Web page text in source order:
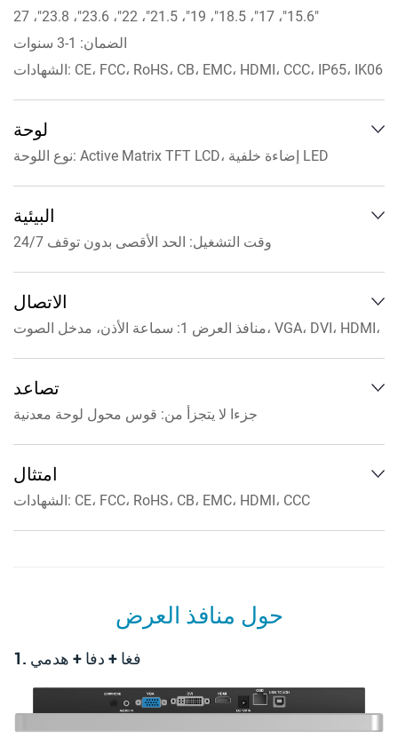
15.6"، 17"، 18.5"، 19"، 21.5"، 22"، 23.6"، 23.8"، 27"
الضمان: 1-3 سنوات
الشهادات: CE، FCC، RoHS، CB، EMC، HDMI، CCC، IP65، IK06
لوحة
نوع اللوحة: Active Matrix TFT LCD، إضاءة خلفية LED
الحجم القطري: من 7 إلى 27 بوصة
الدقة: 1920x1080,1680x1050,1280x800,
1366x768,1024x768,800x600 عند 60 هرتز
المربع
تقنية اللمس: تعمل باللمس بالسعة 10 نقاط
البيئية
وقت التشغيل: الحد الأقصى بدون توقف 24/7
درجة حرارة التشغيل: -20 درجة مئوية إلى 70 درجة مئوية
رطوبة التشغيل: 20% إلى 80% (بدون تكثيف)
الاتصال
منافذ العرض 1: سماعة الأذن، مدخل الصوت، VGA، DVI، HDMI،
مدخل DC، OSD، النوع B (USB)
منافذ العرض 2: سماعة الأذن، مدخل الصوت، VGA، HDMI، DP،
مدخل DC، النوع B (USB)
تصاعد
جزءا لا يتجزأ من: قوس محول لوحة معدنية
التثبيت على الحائط: VESA 75x75/100x100 ملم
امتثال
الشهادات: CE، FCC، RoHS، CB، EMC، HDMI، CCC
المعايير: مقاوم للماء/الغبار IP65، مقاوم للانفجار IK06
حول منافذ العرض
1. فغا + دفا + هدمي